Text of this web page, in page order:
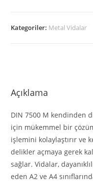
Kategoriler: Metal Vidalar
Açıklama
DIN 7500 M kendinden
için mükemmel bir
işlemini kolaylaştırır ve
delikler açmaya gerek
sağlar. Vidalar,
eden A2 ve A4